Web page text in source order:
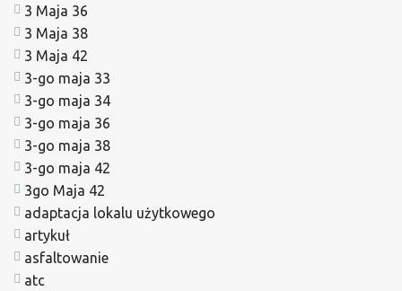
3 Maja 36
3 Maja 38
3 Maja 42
3-go maja 33
3-go maja 34
3-go maja 36
3-go maja 38
3-go maja 42
3go Maja 42
adaptacja lokalu użytkowego
artykuł
asfaltowanie
atc